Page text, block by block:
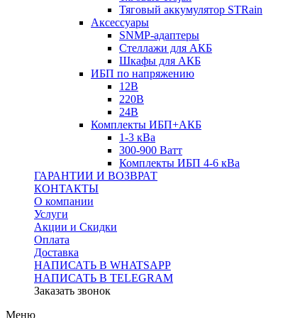
Тяговый аккумулятор STRain
Аксессуары
SNMP-адаптеры
Стеллажи для АКБ
Шкафы для АКБ
ИБП по напряжению
12В
220В
24В
Комплекты ИБП+АКБ
1-3 кВа
300-900 Ватт
Комплекты ИБП 4-6 кВа
ГАРАНТИИ И ВОЗВРАТ
КОНТАКТЫ
О компании
Услуги
Акции и Скидки
Оплата
Доставка
НАПИСАТЬ В WHATSAPP
НАПИСАТЬ В TELEGRAM
Заказать звонок
Меню